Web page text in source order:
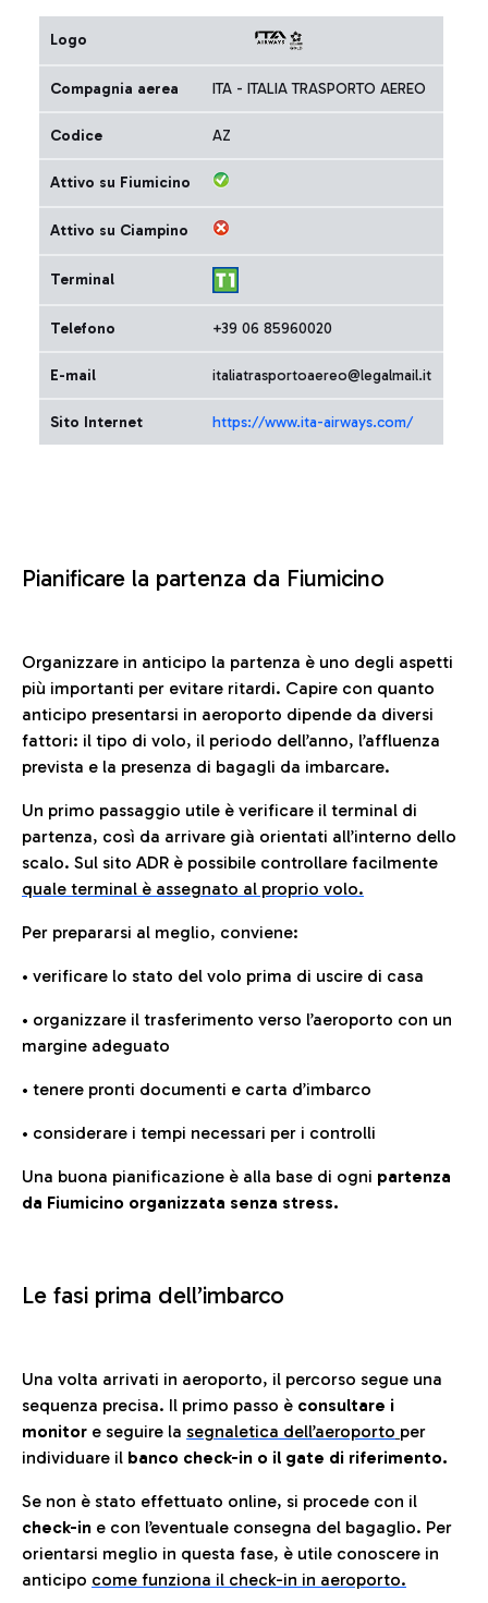
Logo
Compagnia aerea ITA - ITALIA TRASPORTO AEREO
Codice AZ
Attivo su Fiumicino
Attivo su Ciampino
Terminal
Telefono +39 06 85960020
E-mail italiatrasportoaereo@legalmail.it
Sito Internet https://www.ita-airways.com/
Pianificare la partenza da Fiumicino
Organizzare in anticipo la partenza è uno degli aspetti
più importanti per evitare ritardi. Capire con quanto
anticipo presentarsi in aeroporto dipende da diversi
fattori: il tipo di volo, il periodo dell’anno, l’affluenza
prevista e la presenza di bagagli da imbarcare.
Un primo passaggio utile è verificare il terminal di
partenza, così da arrivare già orientati all’interno dello
scalo. Sul sito ADR è possibile controllare facilmente
quale terminal è assegnato al proprio volo.
Per prepararsi al meglio, conviene:
• verificare lo stato del volo prima di uscire di casa
• organizzare il trasferimento verso l’aeroporto con un
margine adeguato
• tenere pronti documenti e carta d’imbarco
• considerare i tempi necessari per i controlli
Una buona pianificazione è alla base di ogni partenza
da Fiumicino organizzata senza stress.
Le fasi prima dell’imbarco
Una volta arrivati in aeroporto, il percorso segue una
sequenza precisa. Il primo passo è consultare i
monitor e seguire la segnaletica dell’aeroporto per
individuare il banco check-in o il gate di riferimento.
Se non è stato effettuato online, si procede con il
check-in e con l’eventuale consegna del bagaglio. Per
orientarsi meglio in questa fase, è utile conoscere in
anticipo come funziona il check-in in aeroporto.